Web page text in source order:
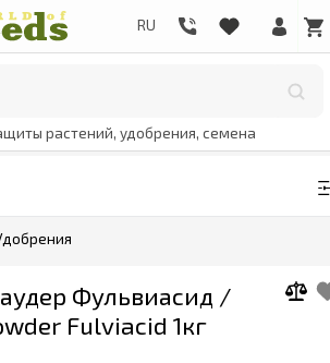
растений, удобрения, семена
Фульвиасид /
Fulviacid 1кг